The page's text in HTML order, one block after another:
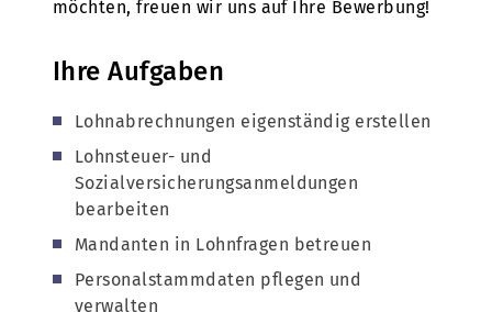
möchten, freuen wir uns auf Ihre Bewerbung!
Ihre Aufgaben
Lohnabrechnungen eigenständig erstellen
Lohnsteuer- und
Sozialversicherungsanmeldungen
bearbeiten
Mandanten in Lohnfragen betreuen
Personalstammdaten pflegen und
verwalten